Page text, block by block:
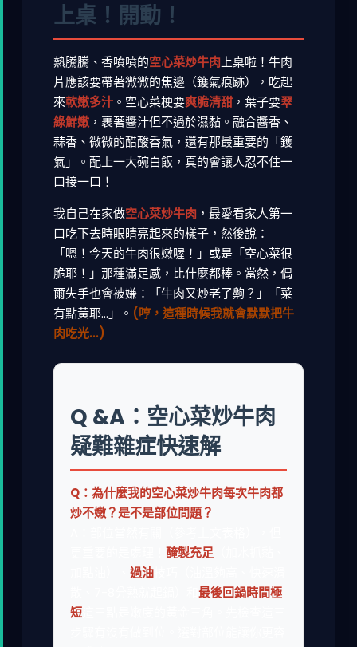
上桌！開動！
熱騰騰、香噴噴的空心菜炒牛肉上桌啦！牛肉
片應該要帶著微微的焦邊（鑊氣痕跡），吃起
來軟嫩多汁。空心菜梗要爽脆清甜，葉子要翠
綠鮮嫩，裹著醬汁但不過於濕黏。融合醬香、
蒜香、微微的醋酸香氣，還有那最重要的「鑊
氣」。配上一大碗白飯，真的會讓人忍不住一
口接一口！
我自己在家做空心菜炒牛肉，最愛看家人第一
口吃下去時眼睛亮起來的樣子，然後說：
「嗯！今天的牛肉很嫩喔！」或是「空心菜很
脆耶！」那種滿足感，比什麼都棒。當然，偶
爾失手也會被嫌：「牛肉又炒老了齁？」「菜
有點黃耶...」。 (哼，這種時候我就會默默把牛
肉吃光...)
Q &A：空心菜炒牛肉
疑難雜症快速解
Q：為什麼我的空心菜炒牛肉每次牛肉都
炒不嫩？是不是部位問題？
醃製充足（加水抓黏、
過油技巧（油溫夠高、快速滑
最後回鍋時間極
短這三點是嫩度的黃金三角。先檢查這三